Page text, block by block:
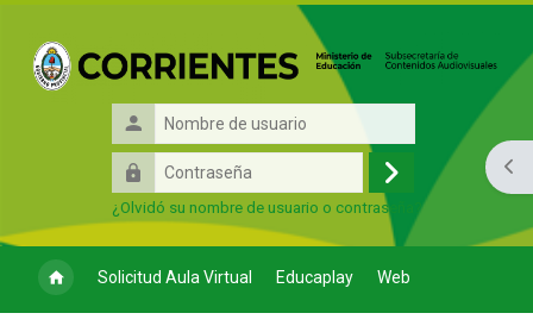
Nombre
de
usuario
Contraseña
Acceder
¿Olvidó su nombre de usuario o contraseña?
Solicitud Aula Virtual Educaplay Web